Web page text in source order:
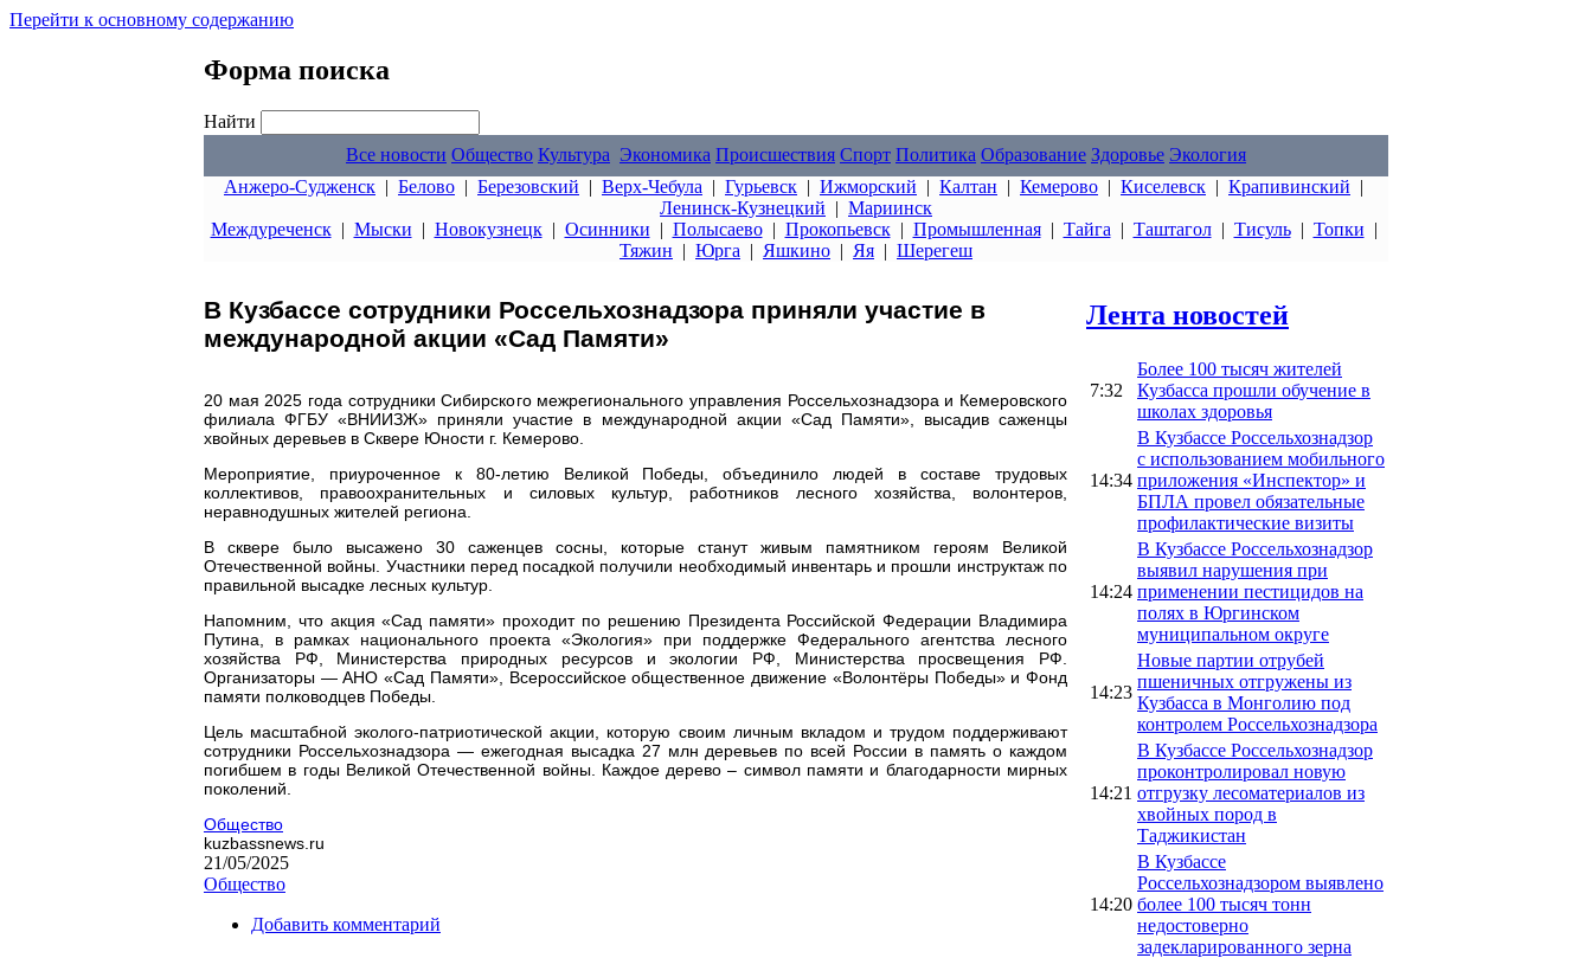
Перейти к основному содержанию
Форма поиска
Найти
Все новости Общество Культура Экономика Происшествия Спорт Политика Образование Здоровье Экология
Анжеро-Судженск | Белово | Березовский | Верх-Чебула | Гурьевск | Ижморский | Калтан | Кемерово | Киселевск | Крапивинский |
Ленинск-Кузнецкий | Мариинск
Междуреченск| Мыски | Новокузнецк| Осинники | Полысаево| Прокопьевск| Промышленная| Тайга | Таштагол| Тисуль| Топки |
Тяжин | Юрга | Яшкино | Яя | Шерегеш
В Кузбассе сотрудники Россельхознадзора приняли участие в
международной акции «Сад Памяти»
20 мая 2025 года сотрудники Сибирского межрегионального управления Россельхознадзора и Кемеровского
филиала ФГБУ «ВНИИЗЖ» приняли участие в международной акции «Сад Памяти», высадив саженцы
хвойных деревьев в Сквере Юности г. Кемерово.
Мероприятие, приуроченное к 80-летию Великой Победы, объединило людей в составе трудовых
коллективов, правоохранительных и силовых культур, работников лесного хозяйства, волонтеров,
неравнодушных жителей региона.
В сквере было высажено 30 саженцев сосны, которые станут живым памятником героям Великой
Отечественной войны. Участники перед посадкой получили необходимый инвентарь и прошли инструктаж по
правильной высадке лесных культур.
Напомним, что акция «Сад памяти» проходит по решению Президента Российской Федерации Владимира
Путина, в рамках национального проекта «Экология» при поддержке Федерального агентства лесного
хозяйства РФ, Министерства природных ресурсов и экологии РФ, Министерства просвещения РФ.
Организаторы — АНО «Сад Памяти», Всероссийское общественное движение «Волонтёры Победы» и Фонд
памяти полководцев Победы.
Цель масштабной эколого-патриотической акции, которую своим личным вкладом и трудом поддерживают
сотрудники Россельхознадзора — ежегодная высадка 27 млн деревьев по всей России в память о каждом
погибшем в годы Великой Отечественной войны. Каждое дерево – символ памяти и благодарности мирных
поколений.
Общество
kuzbassnews.ru
21/05/2025
Общество
Добавить комментарий
Лента новостей
7:32
Более 100 тысяч жителей
Кузбасса прошли обучение в
школах здоровья
14:34
В Кузбассе Россельхознадзор
с использованием мобильного
приложения «Инспектор» и
БПЛА провел обязательные
профилактические визиты
14:24
В Кузбассе Россельхознадзор
выявил нарушения при
применении пестицидов на
полях в Юргинском
муниципальном округе
14:23
Новые партии отрубей
пшеничных отгружены из
Кузбасса в Монголию под
контролем Россельхознадзора
14:21
В Кузбассе Россельхознадзор
проконтролировал новую
отгрузку лесоматериалов из
хвойных пород в
Таджикистан
14:20
В Кузбассе
Россельхознадзором выявлено
более 100 тысяч тонн
недостоверно
задекларированного зерна